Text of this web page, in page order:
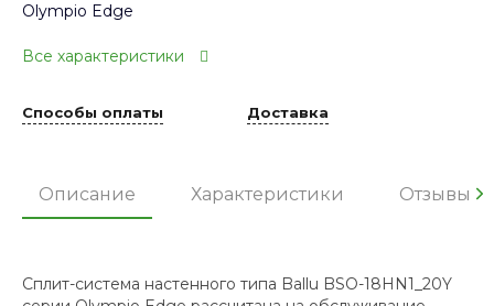
Olympio Edge
Все характеристики
Способы оплаты Доставка
Описание Характеристики Отзывы
Сплит-система настенного типа Ballu BSO-18HN1_20Y